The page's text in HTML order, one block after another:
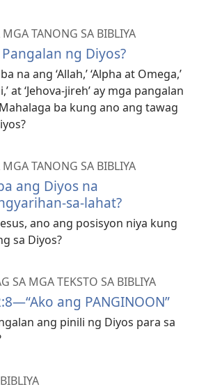
MGA TANONG SA BIBLIYA
ng Diyos?
na ang ‘Allah,’ ‘Alpha at Omega,’
at ‘Jehova-jireh’ ay mga pangalan
ba kung ano ang tawag
MGA TANONG SA BIBLIYA
ang Diyos na
sa-lahat?
ano ang posisyon niya kung
sa Diyos?
SA MGA TEKSTO SA BIBLIYA
ang PANGINOON”
ang pinili ng Diyos para sa